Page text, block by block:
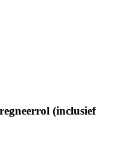
(inclusief